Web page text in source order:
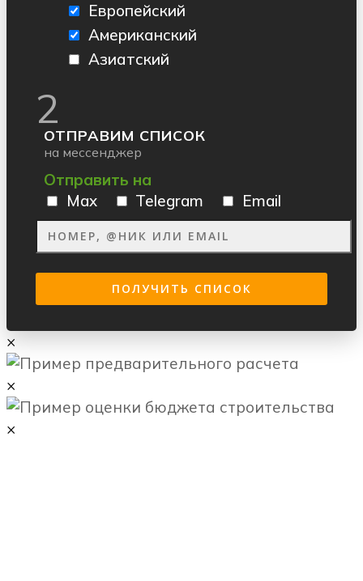
Европейский
Американский
Азиатский
2
ОТПРАВИМ СПИСОК
на мессенджер
Отправить на
Max
Telegram Email
×
×
×